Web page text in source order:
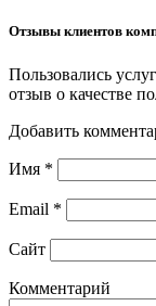
Отзывы клиентов
Пользовались
отзыв о качестве
Добавить
Имя *
Email *
Сайт
Комментарий